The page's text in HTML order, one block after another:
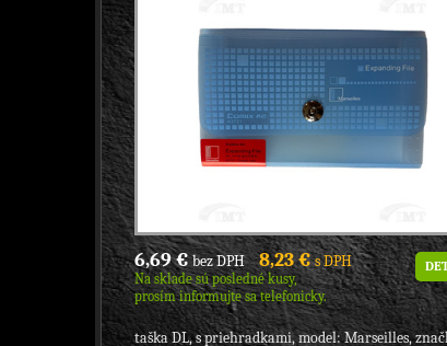
6,69 €bez DPH 8,23 €s DPH
Na sklade sú posledné kusy,
prosím informujte sa telefonicky.
taška DL, s priehradkami, model: Marseilles,